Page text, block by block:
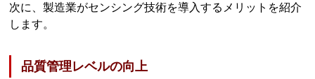
次に、製造業がセンシング技術を導入するメリットを紹介
します。
品質管理レベルの向上